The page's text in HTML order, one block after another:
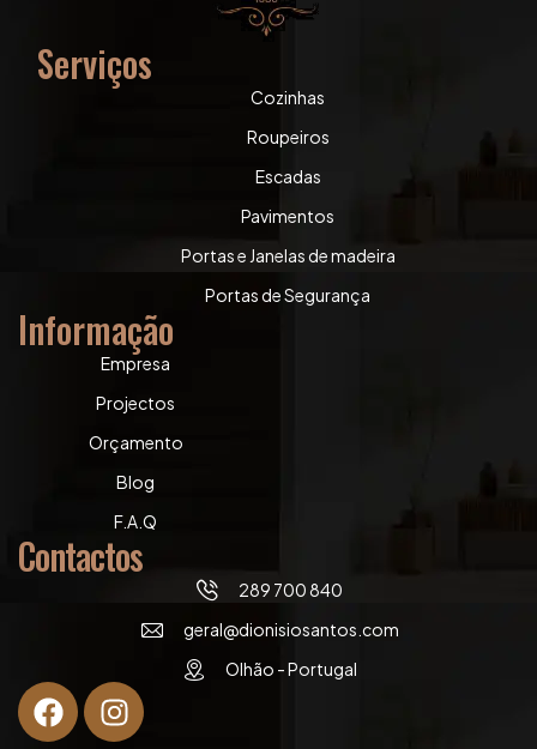
Serviços
Cozinhas
Roupeiros
Escadas
Pavimentos
Portas e Janelas de madeira
Portas de Segurança
Informação
Empresa
Projectos
Orçamento
Blog
F.A.Q
Contactos
289 700 840
geral@dionisiosantos.com
Olhão - Portugal